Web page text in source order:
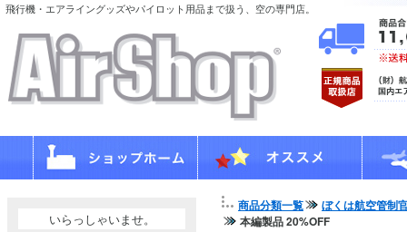
飛行機・エアライングッズやパイロット用品まで扱う、空の専門店。
いらっしゃいませ。
商品分類一覧
ぼくは航空管制
本編製品 20%OFF